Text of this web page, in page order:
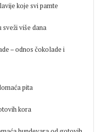
koje svi pamte
sveži više dana
– odnos čokolade i
pita
kora